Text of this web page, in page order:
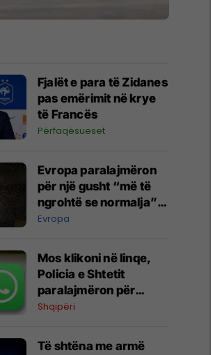
Fjalët e para të Zidanes
pas emërimit në krye
të Francës
Përfaqësueset
Evropa paralajmëron
për një gusht “më të
ngrohtë se normalja”,
çfarë po shkakton
Evropa
Mos klikoni në linqe,
Policia e Shtetit
paralajmëron për
sulme ndaj llogarive në
Shqipëri
Të shtëna me armë